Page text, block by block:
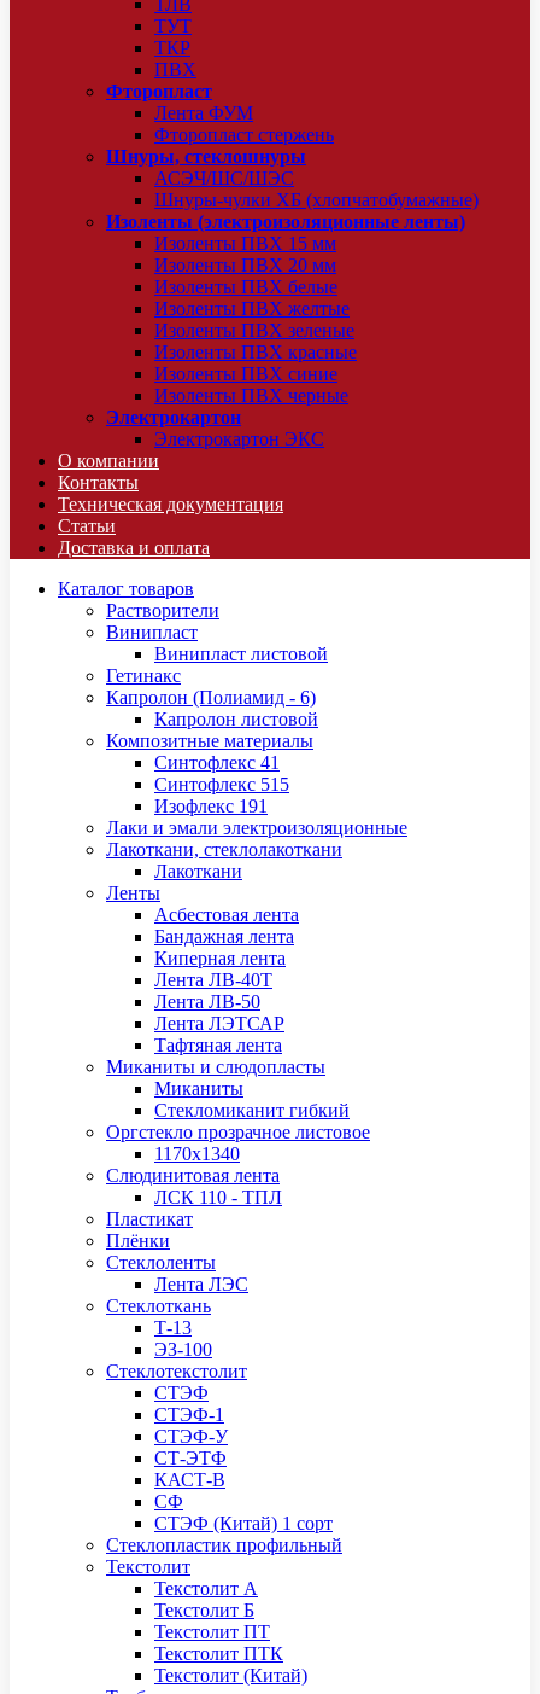
ТЛВ
ТУТ
ТКР
ПВХ
Фторопласт
Лента ФУМ
Фторопласт стержень
Шнуры, стеклошнуры
АСЭЧ/ШС/ШЭС
Шнуры-чулки ХБ (хлопчатобумажные)
Изоленты (электроизоляционные ленты)
Изоленты ПВХ 15 мм
Изоленты ПВХ 20 мм
Изоленты ПВХ белые
Изоленты ПВХ желтые
Изоленты ПВХ зеленые
Изоленты ПВХ красные
Изоленты ПВХ синие
Изоленты ПВХ черные
Электрокартон
Электрокартон ЭКС
О компании
Контакты
Техническая документация
Статьи
Доставка и оплата
Каталог товаров
Растворители
Винипласт
Винипласт листовой
Гетинакс
Капролон (Полиамид - 6)
Капролон листовой
Композитные материалы
Синтофлекс 41
Синтофлекс 515
Изофлекс 191
Лаки и эмали электроизоляционные
Лакоткани, стеклолакоткани
Лакоткани
Ленты
Асбестовая лента
Бандажная лента
Киперная лента
Лента ЛВ-40Т
Лента ЛВ-50
Лента ЛЭТСАР
Тафтяная лента
Миканиты и слюдопласты
Миканиты
Стекломиканит гибкий
Оргстекло прозрачное листовое
1170х1340
Слюдинитовая лента
ЛСК 110 - ТПЛ
Пластикат
Плёнки
Стеклоленты
Лента ЛЭС
Стеклоткань
Т-13
ЭЗ-100
Стеклотекстолит
СТЭФ
СТЭФ-1
СТЭФ-У
СТ-ЭТФ
КАСТ-В
СФ
СТЭФ (Китай) 1 сорт
Стеклопластик профильный
Текстолит
Текстолит А
Текстолит Б
Текстолит ПТ
Текстолит ПТК
Текстолит (Китай)